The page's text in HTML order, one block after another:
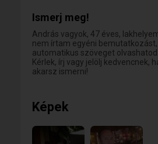
Ismerj meg!
András vagyok, 47 éves,
nem írtam egyéni
automatikus szöveget
Kérlek, írj vagy jelölj kedvencnek,
akarsz ismerni!
Képek